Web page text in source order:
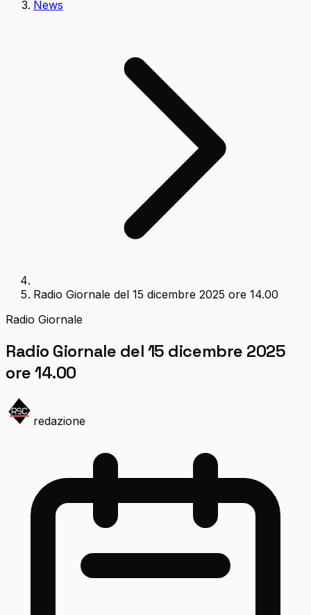
News
Radio Giornale del 15 dicembre 2025 ore 14.00
Radio Giornale
Radio Giornale del 15 dicembre 2025
ore 14.00
redazione